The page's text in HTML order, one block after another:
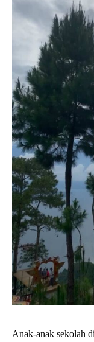
Anak-anak sekolah